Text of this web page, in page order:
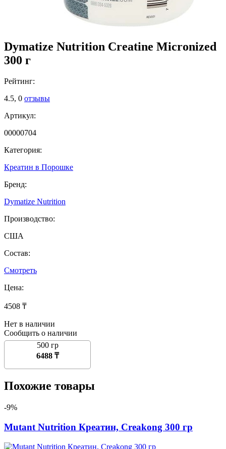
Dymatize Nutrition Creatine Micronized
300 г
Рейтинг:
4.5, 0 отзывы
Артикул:
00000704
Категория:
Креатин в Порошке
Бренд:
Dymatize Nutrition
Производство:
США
Состав:
Смотреть
Цена:
4508 ₸
Нет в наличии
Сообщить о наличии
500 гр
6488 ₸
Похожие товары
-9%
Mutant Nutrition Креатин, Creakong 300 гр